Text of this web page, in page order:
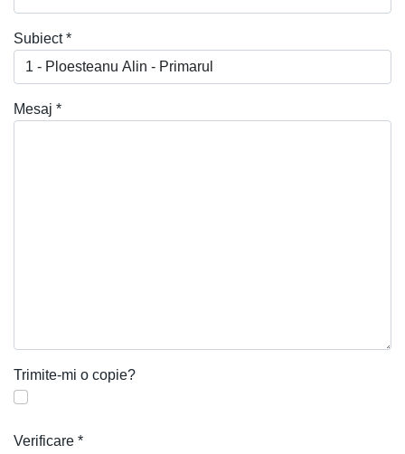
Subiect*
Mesaj *
Trimite-mi o copie?
Verificare *